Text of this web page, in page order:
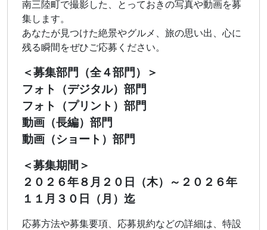
南三陸町で撮影した、とっておきの写真や動画を募
集します。
あなたが見つけた絶景やグルメ、旅の思い出、心に
残る瞬間をぜひご応募ください。
＜募集部門（全４部門）＞
フォト（デジタル）部門
フォト（プリント）部門
動画（長編）部門
動画（ショート）部門
＜募集期間＞
２０２６年８月２０日（木）～２０２６年
１１月３０日（月）迄
応募方法や募集要項、応募規約などの詳細は、特設